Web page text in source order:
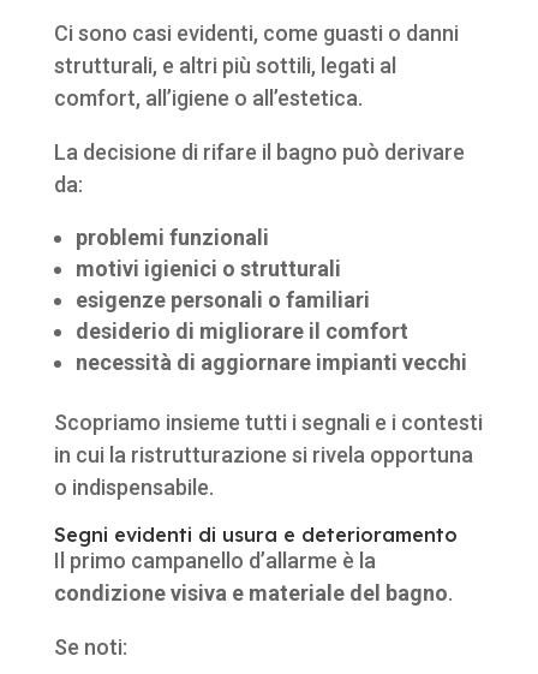
Ci sono casi evidenti, come guasti o danni
strutturali, e altri più sottili, legati al
comfort, all’igiene o all’estetica.
La decisione di rifare il bagno può derivare
da:
problemi funzionali
motivi igienici o strutturali
esigenze personali o familiari
desiderio di migliorare il comfort
necessità di aggiornare impianti vecchi
Scopriamo insieme tutti i segnali e i contesti
in cui la ristrutturazione si rivela opportuna
o indispensabile.
Segni evidenti di usura e deterioramento
Il primo campanello d’allarme è la
condizione visiva e materiale del bagno.
Se noti: